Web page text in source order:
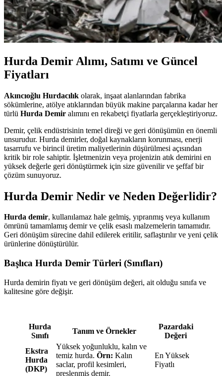
Hurda Demir Alımı, Satımı ve Güncel
Fiyatları
Akıncıoğlu Hurdacılık olarak, inşaat alanlarından fabrika
sökümlerine, atölye atıklarından büyük makine parçalarına kadar her
türlü Hurda Demir alımını en rekabetçi fiyatlarla gerçekleştiriyoruz.
Demir, çelik endüstrisinin temel direği ve geri dönüşümün en önemli
unsurudur. Hurda demirler, doğal kaynakların korunması, enerji
tasarrufu ve birincil üretim maliyetlerinin düşürülmesi açısından
kritik bir role sahiptir. İşletmenizin veya projenizin atık demirini en
yüksek değerle geri dönüştürmek için size güvenilir ve şeffaf bir
çözüm sunuyoruz.
Hurda Demir Nedir ve Neden Değerlidir?
Hurda demir, kullanılamaz hale gelmiş, yıpranmış veya kullanım
ömrünü tamamlamış demir ve çelik esaslı malzemelerin tamamıdır.
Geri dönüşüm sürecine dahil edilerek eritilir, saflaştırılır ve yeni çelik
ürünlerine dönüştürülür.
Başlıca Hurda Demir Türleri (Sınıfları)
Hurda demirin fiyatı ve geri dönüşüm değeri, ait olduğu sınıfa ve
kalitesine göre değişir.
Hurda
Sınıfı
Tanım ve Örnekler
Pazardaki
Değeri
Ekstra
Hurda
(DKP)
Yüksek yoğunluklu, kalın ve
temiz hurda. Örn: Kalın
saclar, profil kesimleri,
preslenmiş demir.
En Yüksek
Fiyatlı